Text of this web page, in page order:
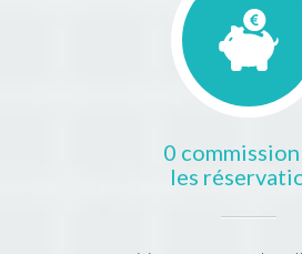
0
les